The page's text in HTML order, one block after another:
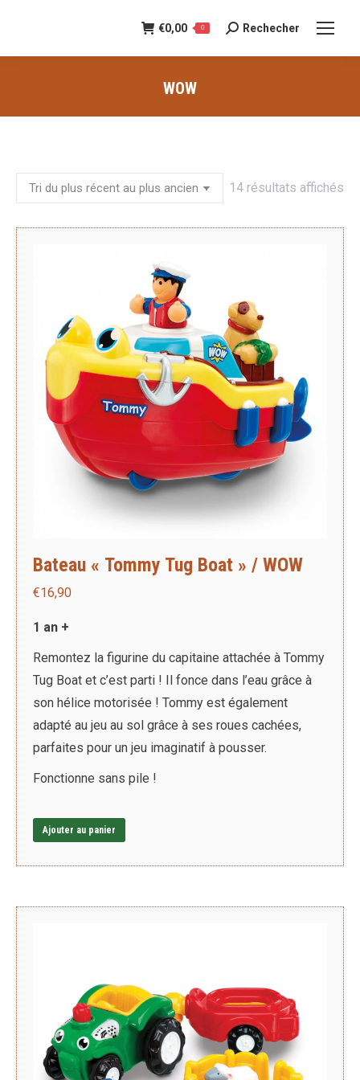
€0,00 0
Recherche
:
Rechecher
WOW
14 résultats affichés
au
Bateau « Tommy Tug Boat » / WOW
€16,90
1 an +
Remontez la figurine du capitaine attachée à Tommy
Tug Boat et c’est parti ! Il fonce dans l’eau grâce à
son hélice motorisée ! Tommy est également
adapté au jeu au sol grâce à ses roues cachées,
parfaites pour un jeu imaginatif à pousser.
Fonctionne sans pile !
Ajouter au panier